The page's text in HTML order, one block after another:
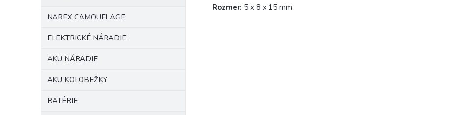
NAREX CAMOUFLAGE
ELEKTRICKÉ NÁRADIE
AKU NÁRADIE
AKU KOLOBEŽKY
BATÉRIE
Rozmer: 5 x 8 x 15 mm